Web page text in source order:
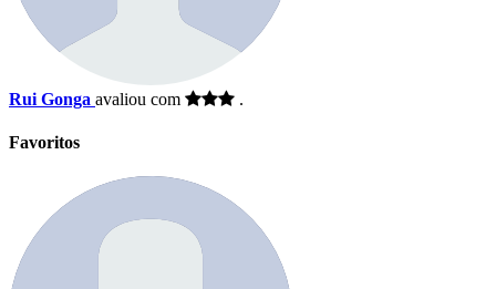
Rui Gonga avaliou com .
Favoritos